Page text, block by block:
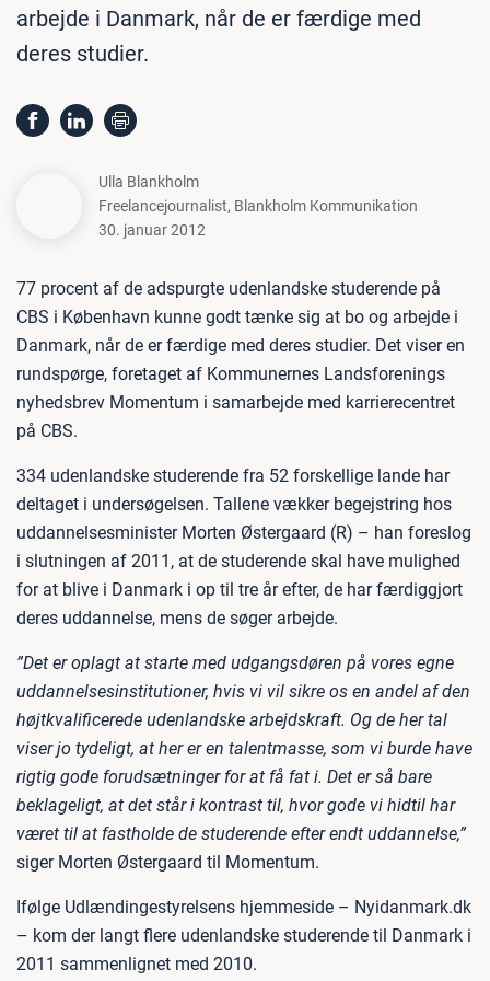
arbejde i Danmark, når de er færdige med
deres studier.
Ulla Blankholm
Freelancejournalist, Blankholm Kommunikation
30. januar 2012
77 procent af de adspurgte udenlandske studerende på
CBS i København kunne godt tænke sig at bo og arbejde i
Danmark, når de er færdige med deres studier. Det viser en
rundspørge, foretaget af Kommunernes Landsforenings
nyhedsbrev Momentum i samarbejde med karrierecentret
på CBS.
334 udenlandske studerende fra 52 forskellige lande har
deltaget i undersøgelsen. Tallene vækker begejstring hos
uddannelsesminister Morten Østergaard (R) – han foreslog
i slutningen af 2011, at de studerende skal have mulighed
for at blive i Danmark i op til tre år efter, de har færdiggjort
deres uddannelse, mens de søger arbejde.
”Det er oplagt at starte med udgangsdøren på vores egne
uddannelsesinstitutioner, hvis vi vil sikre os en andel af den
højtkvalificerede udenlandske arbejdskraft. Og de her tal
viser jo tydeligt, at her er en talentmasse, som vi burde have
rigtig gode forudsætninger for at få fat i. Det er så bare
beklageligt, at det står i kontrast til, hvor gode vi hidtil har
været til at fastholde de studerende efter endt uddannelse,”
siger Morten Østergaard til Momentum.
Ifølge Udlændingestyrelsens hjemmeside – Nyidanmark.dk
– kom der langt flere udenlandske studerende til Danmark i
2011 sammenlignet med 2010.